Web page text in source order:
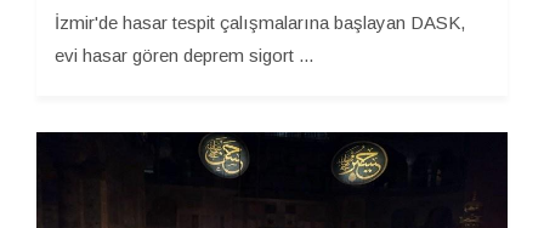
İzmir'de hasar tespit çalışmalarına başlayan DASK,
evi hasar gören deprem sigort ...